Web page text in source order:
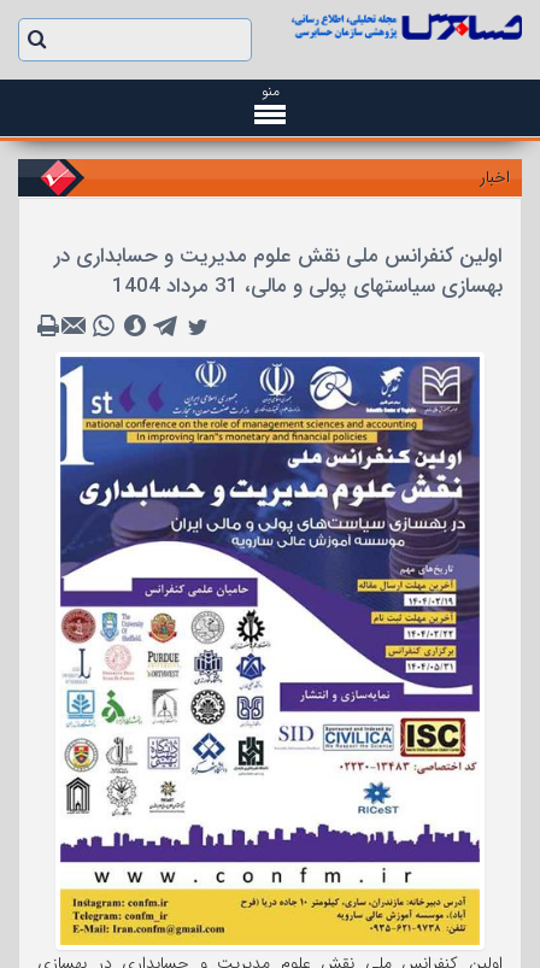
منو
اخبار
اولین کنفرانس ملی نقش علوم مدیریت و حسابداری در
بهسازی سیاستهای پولی و مالی، 31 مرداد 1404